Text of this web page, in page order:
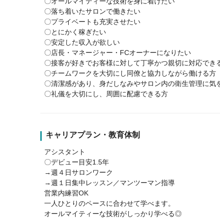
〇落ち着いたサロンで働きたい
〇プライベートも充実させたい
〇とにかく稼ぎたい
〇安定した収入が欲しい
〇店長・マネージャー・FCオーナーになりたい
〇接客が好きでお客様に対して丁寧かつ親切に対応でき
〇チームワークを大切にし同僚と協力しながら働ける方
〇清潔感があり、身だしなみやサロン内の衛生管理に気
〇礼儀を大切にし、周囲に配慮できる方
キャリアプラン・教育体制
アシスタント
〇デビュー目安1.5年
→週４日サロンワーク
→週１日集中レッスン／マンツーマン指導
営業内練習OK
一人ひとりのペースに合わせて学べます。
オールマイティーな技術がしっかり学べる◎